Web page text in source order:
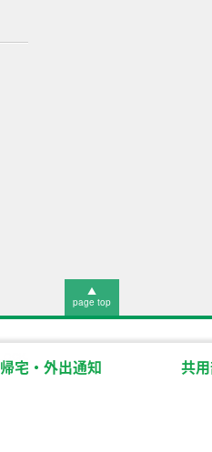
帰宅・外出通知 共
▲
page top